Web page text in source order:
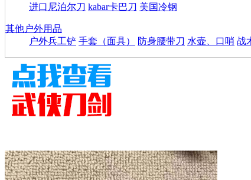
进口尼泊尔刀 kabar卡巴刀 美国冷钢
其他户外用品
户外兵工铲 手套（面具） 防身腰带刀 水壶、口哨 战